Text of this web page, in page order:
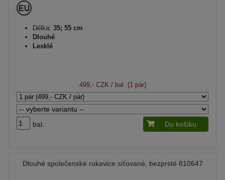
Délka: 35; 55 cm
Dlouhé
Lesklé
499,- CZK / bal. (1 pár)
bal. Do košíku
Dlouhé společenské rukavice síťované, bezprsté 810647